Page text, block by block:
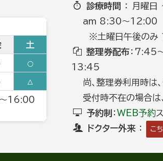
土
○
△
～16:00
祭日
診療時間
： 月曜日
am 8:30～12:00
※土曜日午後のみ
整理券配布：
13:45
尚、整理券利用時は
受付時不在の場合は、
予約制 ：WEB予約
ドクター外来 ： こ